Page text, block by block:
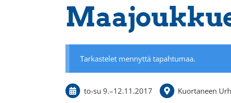
Tarkastelet mennyttä tapahtumaa.
to-su 9.–12.11.2017 Kuortaneen